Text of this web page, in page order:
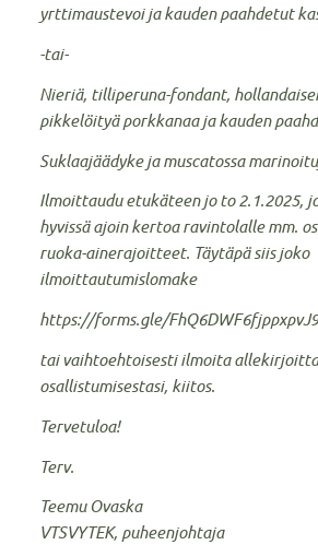
yrttimaustevoi ja kauden paahdetut
-tai-
Nieriä, tilliperuna-fondant,
pikkelöityä porkkanaa ja kauden
Suklaajäädyke ja muscatossa
Ilmoittaudu etukäteen jo to 2.1.2025,
hyvissä ajoin kertoa ravintolalle mm.
ruoka-ainerajoitteet. Täytäpä siis joko
ilmoittautumislomake
https://forms.gle/FhQ6DWF6fjppxpvJ9
tai vaihtoehtoisesti ilmoita
osallistumisestasi, kiitos.
Tervetuloa!
Terv.
Teemu Ovaska
VTSVYTEK, puheenjohtaja